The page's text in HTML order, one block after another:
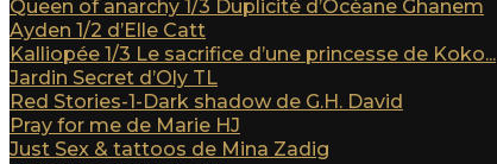
Queen of anarchy 1/3 Duplicité d’Océane Ghanem
Ayden 1/2 d’Elle Catt
Kalliopée 1/3 Le sacrifice d’une princesse de Koko...
Jardin Secret d’Oly TL
Red Stories-1-Dark shadow de G.H. David
Pray for me de Marie HJ
Just Sex & tattoos de Mina Zadig